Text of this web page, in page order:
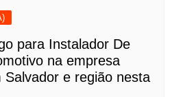
para Instalador De
na empresa
Salvador e região nesta